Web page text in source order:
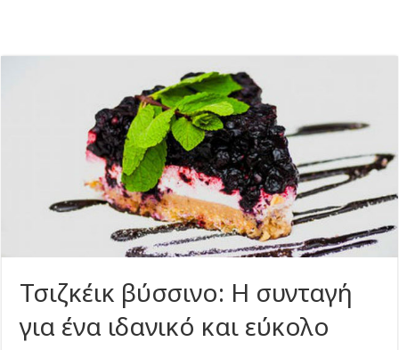
Τσιζκέικ βύσσινο: Η συνταγή
για ένα ιδανικό και εύκολο